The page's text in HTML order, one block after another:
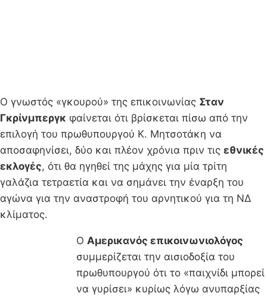
Ο γνωστός «γκουρού» της επικοινωνίας Σταν
Γκρίνμπεργκ φαίνεται ότι βρίσκεται πίσω από την
επιλογή του πρωθυπουργού Κ. Μητσοτάκη να
αποσαφηνίσει, δύο και πλέον χρόνια πριν τις εθνικές
εκλογές, ότι θα ηγηθεί της μάχης για μία τρίτη
γαλάζια τετραετία και να σημάνει την έναρξη του
αγώνα για την αναστροφή του αρνητικού για τη ΝΔ
κλίματος.
Ο Αμερικανός επικοινωνιολόγος
συμμερίζεται την αισιοδοξία του
πρωθυπουργού ότι το «παιχνίδι μπορεί
να γυρίσει» κυρίως λόγω ανυπαρξίας